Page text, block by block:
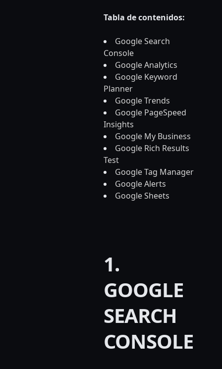
Tabla de contenidos:
Google Search
Console
Google Analytics
Google Keyword
Planner
Google Trends
Google PageSpeed
Insights
Google My Business
Google Rich Results
Test
Google Tag Manager
Google Alerts
Google Sheets
1.
GOOGLE
SEARCH
CONSOLE